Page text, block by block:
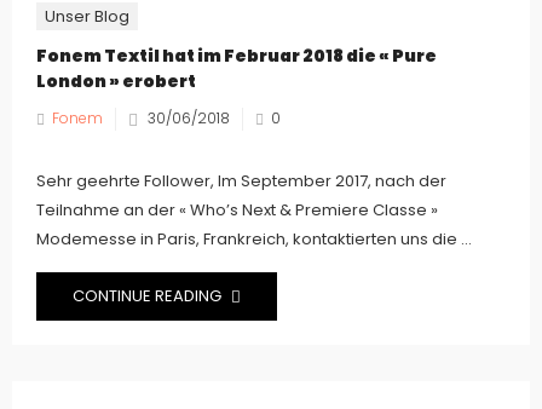
Unser Blog
Fonem Textil hat im Februar 2018 die « Pure
London » erobert
Fonem 30/06/2018 0
Sehr geehrte Follower, Im September 2017, nach der
Teilnahme an der « Who’s Next & Premiere Classe »
Modemesse in Paris, Frankreich, kontaktierten uns die ...
CONTINUE READING